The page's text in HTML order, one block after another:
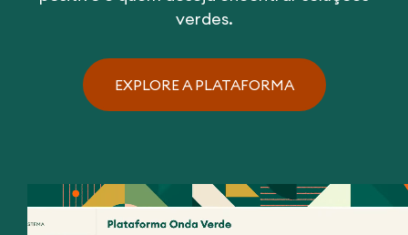
verdes.
EXPLORE A PLATAFORMA